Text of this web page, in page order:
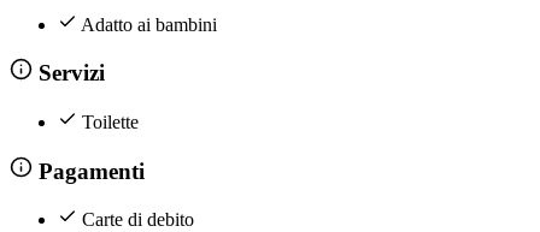
Adatto ai bambini
Servizi
Toilette
Pagamenti
Carte di debito